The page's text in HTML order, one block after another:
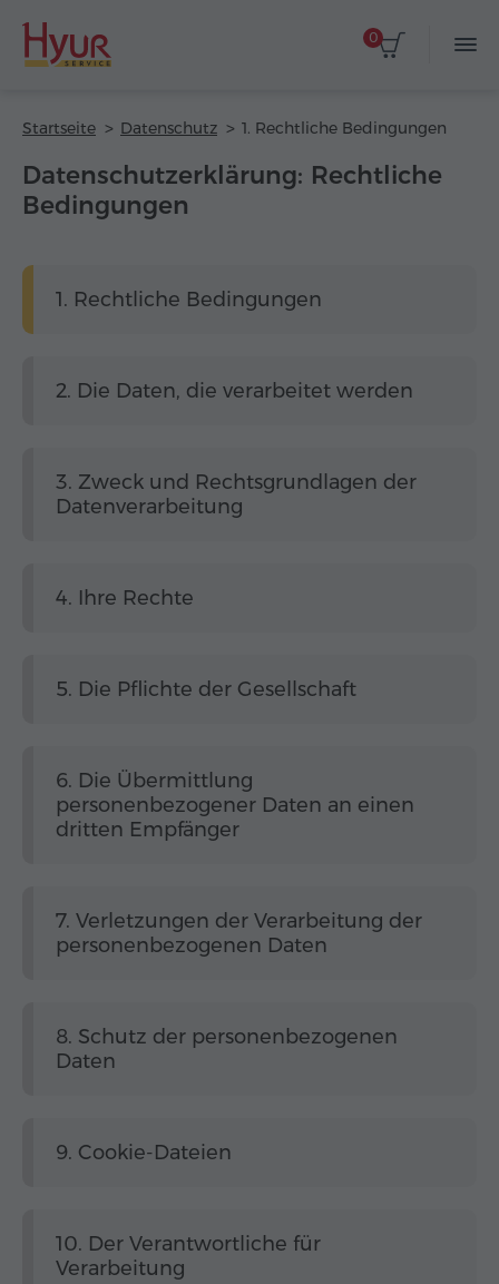
0
Startseite Datenschutz 1. Rechtliche Bedingungen
Datenschutzerklärung: Rechtliche
Bedingungen
1. Rechtliche Bedingungen
2. Die Daten, die verarbeitet werden
3. Zweck und Rechtsgrundlagen der
Datenverarbeitung
4. Ihre Rechte
5. Die Pflichte der Gesellschaft
6. Die Übermittlung
personenbezogener Daten an einen
dritten Empfänger
7. Verletzungen der Verarbeitung der
personenbezogenen Daten
8. Schutz der personenbezogenen
Daten
9. Cookie-Dateien
10. Der Verantwortliche für
Verarbeitung